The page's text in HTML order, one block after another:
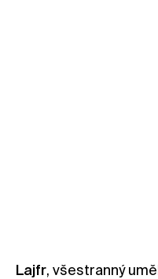
Lajfr, všestranný